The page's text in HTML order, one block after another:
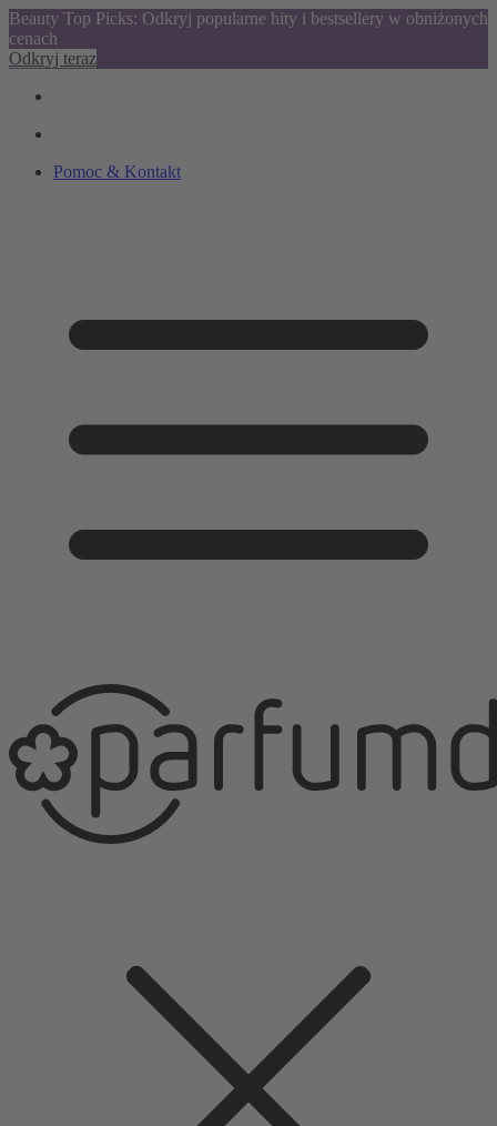
Beauty Top Picks: Odkryj popularne hity i bestsellery w obniżonych
cenach
Odkryj teraz
Pomoc & Kontakt